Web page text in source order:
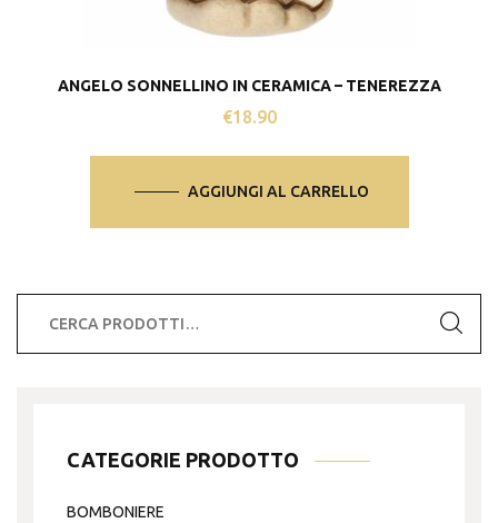
ANGELO SONNELLINO IN CERAMICA – TENEREZZA
€18.90
AGGIUNGI AL CARRELLO
CATEGORIE PRODOTTO
BOMBONIERE